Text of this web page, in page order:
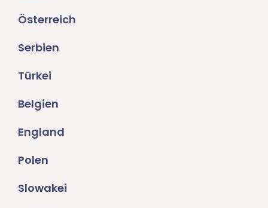
Österreich
Serbien
Türkei
Belgien
England
Polen
Slowakei